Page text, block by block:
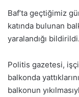
Baf’ta geçtiğimiz
katında bulunan
yaralandığı bildirildi.
Politis gazetesi,
balkonda
balkonun